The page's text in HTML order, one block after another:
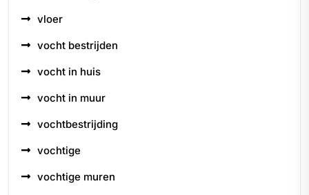
vloer
vocht bestrijden
vocht in huis
vocht in muur
vochtbestrijding
vochtige
vochtige muren